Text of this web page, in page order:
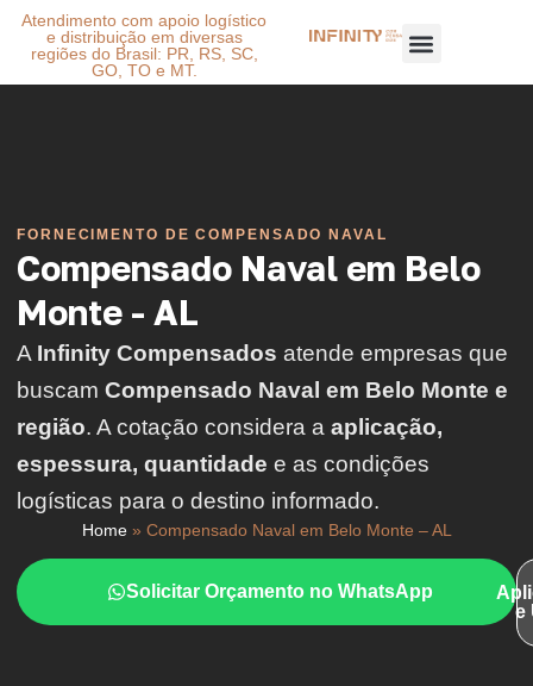
Atendimento com apoio logístico
e distribuição em diversas
regiões do Brasil: PR, RS, SC,
GO, TO e MT.
FORNECIMENTO DE COMPENSADO NAVAL
Compensado Naval em Belo
Monte - AL
A Infinity Compensados atende empresas que
buscam Compensado Naval em Belo Monte e
região. A cotação considera a aplicação,
espessura, quantidade e as condições
logísticas para o destino informado.
Home» Compensado Naval em Belo Monte – AL
Solicitar Orçamento no WhatsApp
e